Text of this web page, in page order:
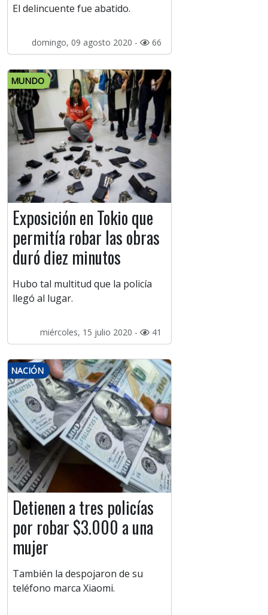
El delincuente fue abatido.
domingo, 09 agosto 2020 - 66
MUNDO
Exposición en Tokio que
permitía robar las obras
duró diez minutos
Hubo tal multitud que la policía
llegó al lugar.
miércoles, 15 julio 2020 - 41
NACIÓN
Detienen a tres policías
por robar $3.000 a una
mujer
También la despojaron de su
teléfono marca Xiaomi.